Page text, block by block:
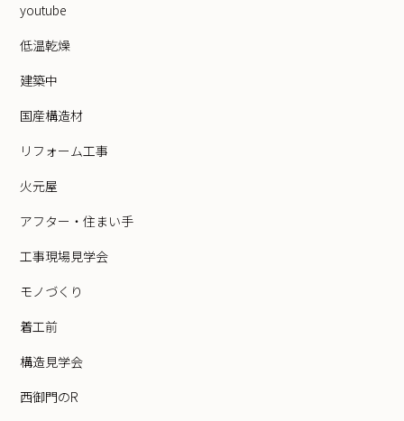
youtube
低温乾燥
建築中
国産構造材
リフォーム工事
火元屋
アフター・住まい手
工事現場見学会
モノづくり
着工前
構造見学会
西御門のR